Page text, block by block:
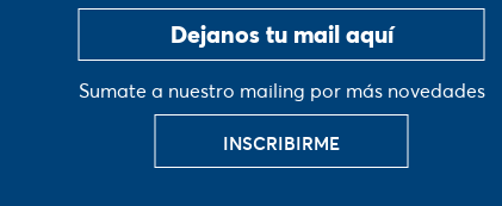
Sumate a nuestro mailing por más novedades
INSCRIBIRME